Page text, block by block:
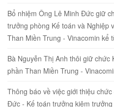
Bổ nhiệm Ông Lê Minh Đức giữ
trưởng phòng Kế toán và Nghiệp
Than Miền Trung - Vinacomin kể
Bà Nguyễn Thị Anh thôi giữ chức
phần Than Miền Trung -
Thông báo về việc giới thiệu
Đức - Kế toán trưởng kiêm